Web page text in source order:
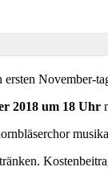
November-
2018 um 18 Uhr